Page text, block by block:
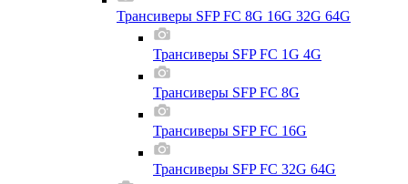
Трансиверы SFP FC 8G 16G 32G 64G
Трансиверы SFP FC 1G 4G
Трансиверы SFP FC 8G
Трансиверы SFP FC 16G
Трансиверы SFP FC 32G 64G